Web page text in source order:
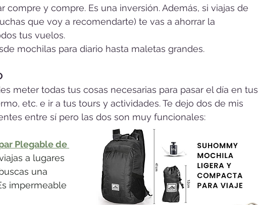
compre y compre. Es una inversión. Además, si viajas de
que voy a recomendarte) te vas a ahorrar la
tus vuelos.
mochilas para diario hasta maletas grandes.
meter todas tus cosas necesarias para pasar el día en tus
etc. e ir a tus tours y actividades. Te dejo dos de mis
entre sí pero las dos son muy funcionales:
Plegable de
a lugares
una
impermeable